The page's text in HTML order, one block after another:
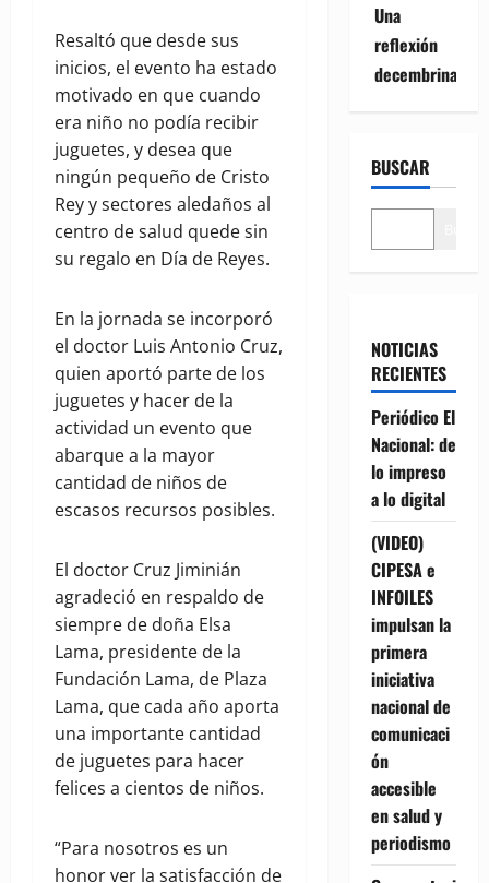
Resaltó que desde sus
inicios, el evento ha estado
motivado en que cuando
era niño no podía recibir
juguetes, y desea que
ningún pequeño de Cristo
Rey y sectores aledaños al
centro de salud quede sin
su regalo en Día de Reyes.
En la jornada se incorporó
el doctor Luis Antonio Cruz,
quien aportó parte de los
juguetes y hacer de la
actividad un evento que
abarque a la mayor
cantidad de niños de
escasos recursos posibles.
El doctor Cruz Jiminián
agradeció en respaldo de
siempre de doña Elsa
Lama, presidente de la
Fundación Lama, de Plaza
Lama, que cada año aporta
una importante cantidad
de juguetes para hacer
felices a cientos de niños.
“Para nosotros es un
honor ver la satisfacción de
Una
reflexión
decembrina
BUSCAR
NOTICIAS
RECIENTES
Periódico El
Nacional: de
lo impreso
a lo digital
(VIDEO)
CIPESA e
INFOILES
impulsan la
primera
iniciativa
nacional de
comunicaci
ón
accesible
en salud y
periodismo